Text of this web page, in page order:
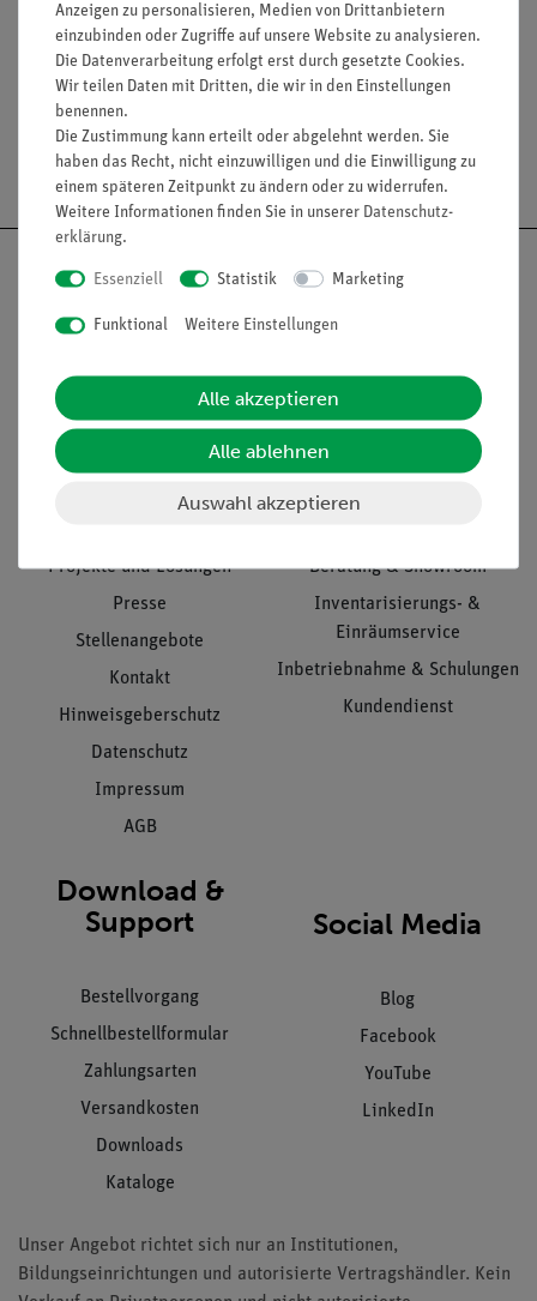
Temperaturbereich: < 70°C
Endwiderstand: 30 kOhm
Versandkostenfrei ab 300,- €
Informationen
Projekte und Lösungen
Presse
Stellenangebote
Kontakt
Hinweisgeberschutz
Datenschutz
Impressum
AGB
Beratung & Showroom
Inventarisierungs- &
Einräumservice
Inbetriebnahme & Schulungen
Kundendienst
Download &
Support
Bestellvorgang
Schnellbestellformular
Zahlungsarten
Versandkosten
Downloads
Kataloge
Social Media
Blog
Facebook
YouTube
LinkedIn
Unser Angebot richtet sich nur an Institutionen,
Bildungseinrichtungen und autorisierte Vertragshändler. Kein
Anzeigen zu personalisieren, Medien von Drittanbietern
einzubinden oder Zugriffe auf unsere Website zu analysieren.
Die Datenverarbeitung erfolgt erst durch gesetzte Cookies.
Wir teilen Daten mit Dritten, die wir in den Einstellungen
benennen.
Die Zustimmung kann erteilt oder abgelehnt werden. Sie
haben das Recht, nicht einzuwilligen und die Einwilligung zu
einem späteren Zeitpunkt zu ändern oder zu widerrufen.
Weitere Informationen finden Sie in unserer Daten­schutz­
erklärung.
Essenziell Statistik Marketing
Funktional Weitere Einstellungen
Alle akzeptieren
Alle ablehnen
Auswahl akzeptieren